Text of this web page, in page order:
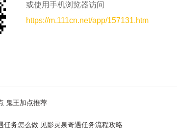
或使用手机浏览器访问
https://m.111cn.net/app/157131.htm
鬼王加点推荐
任务怎么做 见影灵泉奇遇任务流程攻略